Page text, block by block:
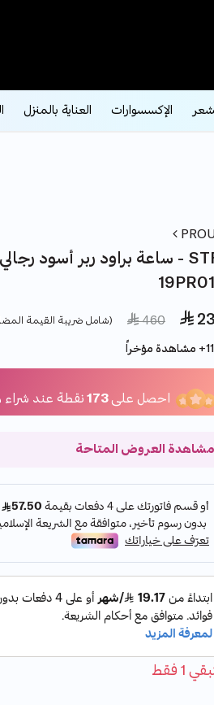
الإكسسوارات العناية بالمنزل
ساعة براود ربر أسود رجالي - STF-

Price reduced from
 460
to (شامل ضريبة القيمة
مؤخراً
مؤخراً
مؤخراً
مؤخراً
احصل على173نقطة عند شراء
مشاهدة العروض المتاحة
1 فقط